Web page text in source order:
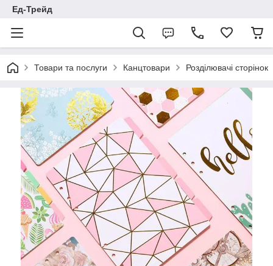
Ед-Трейд
Товари та послуги Канцтовари Розділювачі сторінок